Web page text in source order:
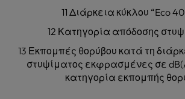
11 Διάρκεια κύκλου “Eco
12 Κατηγορία απόδοσης
13 Εκπομπές θορύβου κατά τη
στυψίματος εκφρασμένες σε
κατηγορία εκπομπής